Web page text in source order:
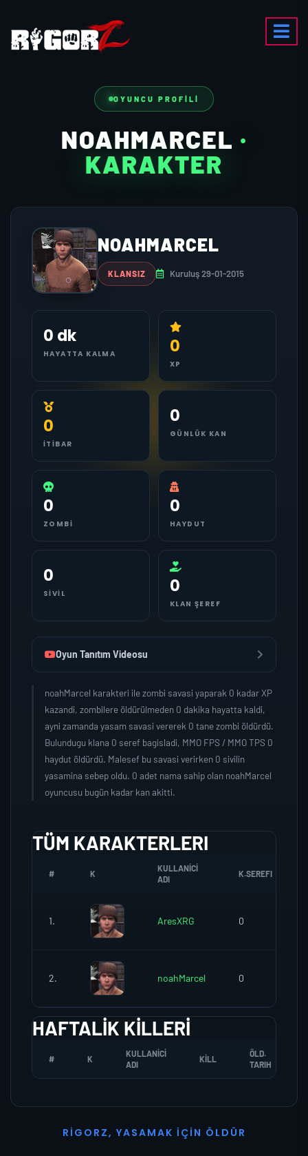
OYUNCU PROFILI
NOAHMARCEL ·
KARAKTER
NOAHMARCEL
KLANSIZ Kuruluş 29-01-2015
0 dk
HAYATTA KALMA 0
XP
0
İTIBAR
0
GÜNLÜK KAN
0
ZOMBI
0
HAYDUT
0
SIVIL 0
KLAN ŞEREF
Oyun Tanıtım Videosu
noahMarcel karakteri ile zombi savasi yaparak 0 kadar XP
kazandi, zombilere öldürülmeden 0 dakika hayatta kaldi,
ayni zamanda yasam savasi vererek 0 tane zombi öldürdü.
Bulundugu klana 0 seref bagisladi, MMO FPS / MMO TPS 0
haydut öldürdü. Malesef bu savasi verirken 0 sivilin
yasamina sebep oldu. 0 adet nama sahip olan noahMarcel
oyuncusu bugün kadar kan akitti.
TÜM KARAKTERLERI
# K
KULLANICI
ADI
K.SEREFI
1. AresXRG 0
2. noahMarcel 0
HAFTALIK KILLERI
# K
KULLANICI
ADI
KILL
ÖLD.
TARIH
R I G O R Z, YASAMAK İ ÇI N Ö L D Ü R